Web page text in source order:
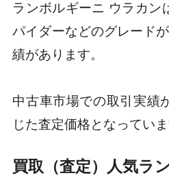
ランボルギーニ ウラカン
パイダーなどのグレード
績があります。
中古車市場での取引実績
じた査定価格となっていま
買取（査定）人気ラ